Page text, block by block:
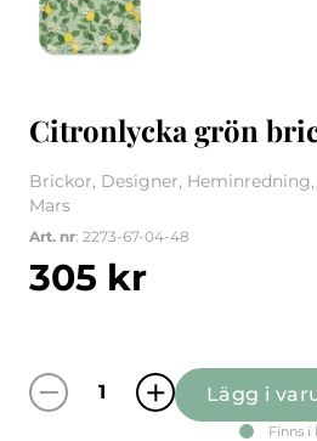
Citronlycka grön
Brickor, Designer,
Mars
Art. nr: 2273-67-04-48
305 kr
Citronlycka grön
Lägg i
Finns i